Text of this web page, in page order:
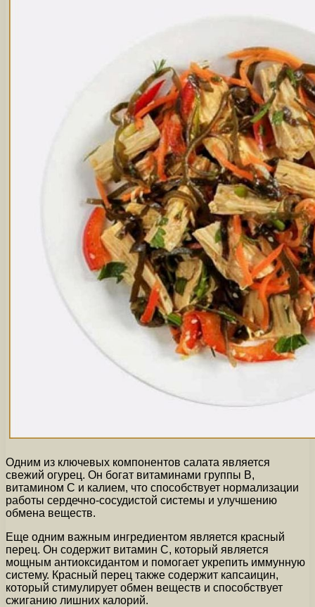
Одним из ключевых компонентов салата является
свежий огурец. Он богат витаминами группы В,
витамином С и калием, что способствует нормализации
работы сердечно-сосудистой системы и улучшению
обмена веществ.
Еще одним важным ингредиентом является красный
перец. Он содержит витамин С, который является
мощным антиоксидантом и помогает укрепить иммунную
систему. Красный перец также содержит капсаицин,
который стимулирует обмен веществ и способствует
сжиганию лишних калорий.